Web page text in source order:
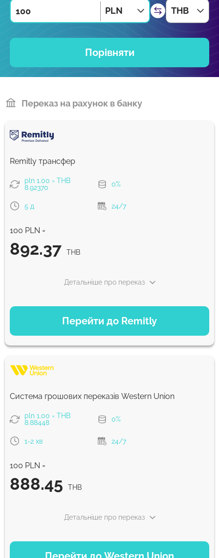
PLN THB
Порівняти
Переказ на рахунок в банку
Remitly трансфер
pln 1.00 = THB
8.92370
0%
5 д 24/7
100 PLN =
892.37 THB
Перейти до Remitly
Детальніше про переказ
ВАРІАНТИ ОПЛАТИ
Економний
892.37 THB 5 д
892.37 THB
Комісія Strumok, завжди 0%
Система грошових переказів Western Union
pln 1.00 = THB
8.88448
0%
1-2 хв 24/7
100 PLN =
888.45 THB
Детальніше про переказ
ВАРІАНТИ ОПЛАТИ